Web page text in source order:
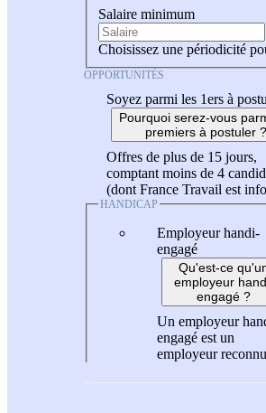
Salaire minimum
Choisissez une périodicité
OPPORTUNITÉS
Soyez parmi les 1ers à
Pourquoi serez-vous
premiers à postuler ?
Offres de plus de 15 jours,
comptant moins de 4
(dont France Travail est
HANDICAP
Employeur handi-
engagé
Qu'est-ce
employeur
engagé ?
Un employeur
engagé est un
employeur reconnu